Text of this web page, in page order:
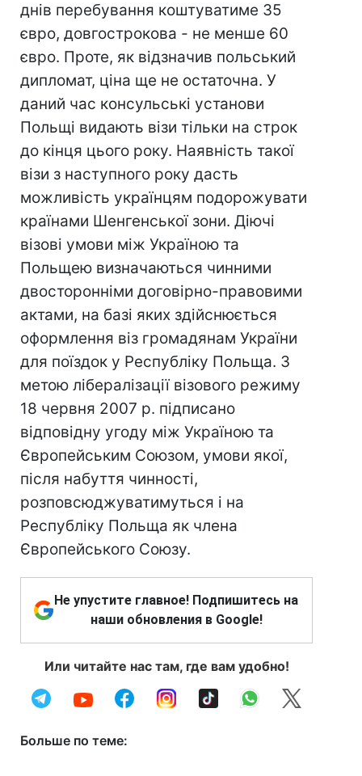
днів перебування коштуватиме 35
євро, довгострокова - не менше 60
євро. Проте, як відзначив польський
дипломат, ціна ще не остаточна. У
даний час консульські установи
Польщі видають візи тільки на строк
до кінця цього року. Наявність такої
візи з наступного року дасть
можливість українцям подорожувати
країнами Шенгенської зони. Діючі
візові умови між Україною та
Польщею визначаються чинними
двосторонніми договірно-правовими
актами, на базі яких здійснюється
оформлення віз громадянам України
для поїздок у Республіку Польща. З
метою лібералізації візового режиму
18 червня 2007 р. підписано
відповідну угоду між Україною та
Європейським Союзом, умови якої,
після набуття чинності,
розповсюджуватимуться і на
Республіку Польща як члена
Європейського Союзу.
Не упустите главное! Подпишитесь на
наши обновления в Google!
Или читайте нас там, где вам удобно!
Больше по теме: